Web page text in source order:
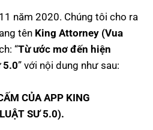
năm 2020. Chúng tôi cho ra
tên King Attorney (Vua
“Từ ước mơ đến hiện
5.0” với nội dung như sau:
CỦA APP KING
SƯ 5.0).